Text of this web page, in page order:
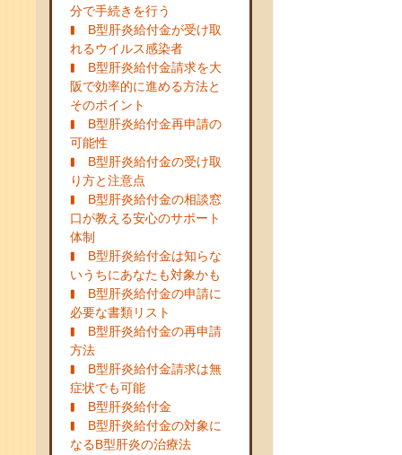
分で手続きを行う
B型肝炎給付金が受け取
れるウイルス感染者
B型肝炎給付金請求を大
阪で効率的に進める方法と
そのポイント
B型肝炎給付金再申請の
可能性
B型肝炎給付金の受け取
り方と注意点
B型肝炎給付金の相談窓
口が教える安心のサポート
体制
B型肝炎給付金は知らな
いうちにあなたも対象かも
B型肝炎給付金の申請に
必要な書類リスト
B型肝炎給付金の再申請
方法
B型肝炎給付金請求は無
症状でも可能
B型肝炎給付金
B型肝炎給付金の対象に
なるB型肝炎の治療法